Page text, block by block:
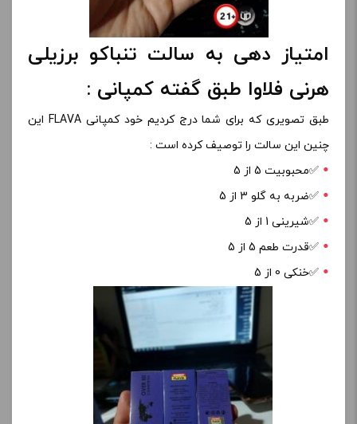
امتیاز دهی به سالت تنباکو برزیلی
هرنی فلاوا طبق گفته کمپانی :
طبق تصویری که برای شما درج کردیم خود کمپانی FLAVA این
چنین این سالت را توصیف کرده است :
✅️محبوبیت 5 از 5
✅️ضربه به گلو 3 از 5
✅️شیرینی 1 از 5
✅️قدرت طعم 5 از 5
✅️خنکی 0 از 5